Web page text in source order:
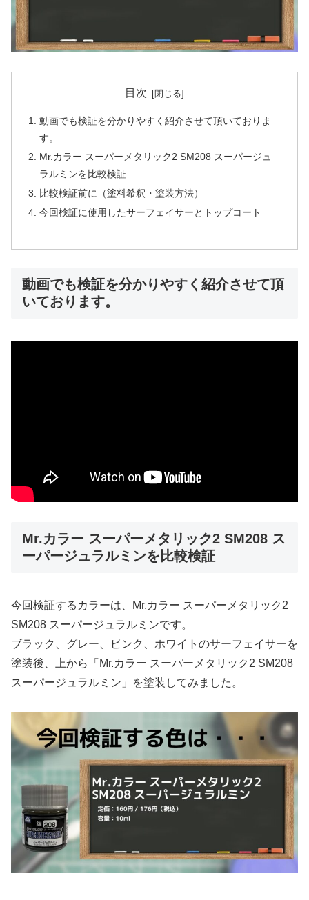
目次
動画でも検証を分かりやすく紹介させて頂いておりま
す。
Mr.カラー スーパーメタリック2 SM208 スーパージュ
ラルミンを比較検証
比較検証前に（塗料希釈・塗装方法）
今回検証に使用したサーフェイサーとトップコート
動画でも検証を分かりやすく紹介させて頂
いております。
Mr.カラー スーパーメタリック2 SM208 ス
ーパージュラルミンを比較検証
今回検証するカラーは、Mr.カラー スーパーメタリック2
SM208 スーパージュラルミンです。
ブラック、グレー、ピンク、ホワイトのサーフェイサーを
塗装後、上から「Mr.カラー スーパーメタリック2 SM208
スーパージュラルミン」を塗装してみました。